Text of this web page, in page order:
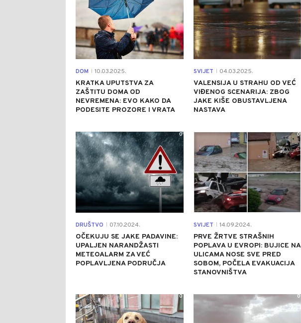
DOM 10.03.2025.
KRATKA UPUTSTVA ZA
ZAŠTITU DOMA OD
NEVREMENA: EVO KAKO DA
PODESITE PROZORE I VRATA
SVIJET 04.03.2025.
VALENSIJA U STRAHU OD VEĆ
VIĐENOG SCENARIJA: ZBOG
JAKE KIŠE OBUSTAVLJENA
NASTAVA
DRUŠTVO 07.10.2024.
OČEKUJU SE JAKE PADAVINE:
UPALJEN NARANDŽASTI
METEOALARM ZA VEĆ
POPLAVLJENA PODRUČJA
0
SVIJET 14.09.2024.
PRVE ŽRTVE STRAŠNIH
POPLAVA U EVROPI: BUJICE NA
ULICAMA NOSE SVE PRED
SOBOM, POČELA EVAKUACIJA
STANOVNIŠTVA
0
0 0